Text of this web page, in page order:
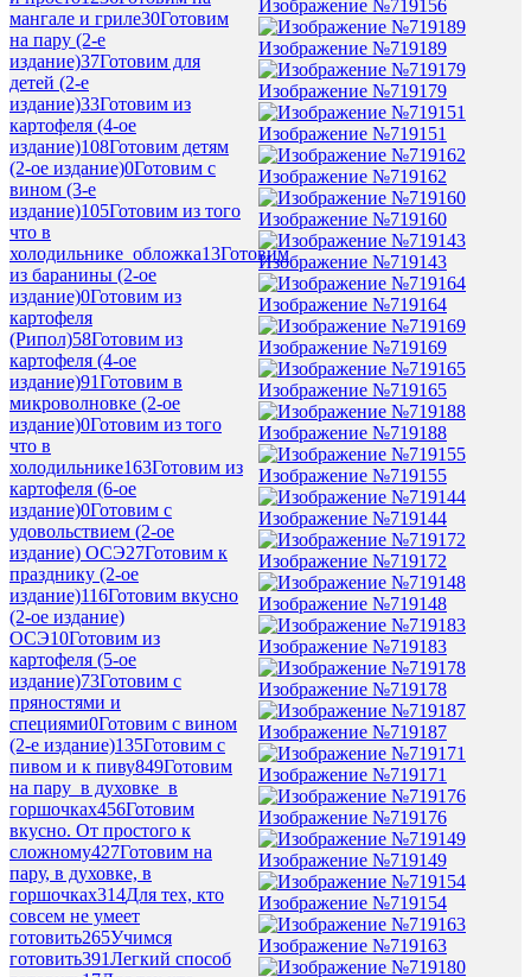
мангале и гриле30Готовим
на пару (2-е
издание)37Готовим для
детей (2-е
издание)33Готовим из
картофеля (4-ое
издание)108Готовим детям
(2-ое издание)0Готовим с
вином (3-е
издание)105Готовим из того
что в
холодильнике_обложка13Готовим
из баранины (2-ое
издание)0Готовим из
картофеля
(Рипол)58Готовим из
картофеля (4-ое
издание)91Готовим в
микроволновке (2-ое
издание)0Готовим из того
что в
холодильнике163Готовим из
картофеля (6-ое
издание)0Готовим с
удовольствием (2-ое
издание) ОСЭ27Готовим к
празднику (2-ое
издание)116Готовим вкусно
(2-ое издание)
ОСЭ10Готовим из
картофеля (5-ое
издание)73Готовим с
пряностями и
специями0Готовим с вином
(2-е издание)135Готовим с
пивом и к пиву849Готовим
на пару_в духовке_в
горшочках456Готовим
вкусно. От простого к
сложному427Готовим на
пару, в духовке, в
горшочках314Для тех, кто
совсем не умеет
готовить265Учимся
готовить391Легкий способ
Изображение №719156
Изображение №719189
Изображение №719179
Изображение №719151
Изображение №719162
Изображение №719160
Изображение №719143
Изображение №719164
Изображение №719169
Изображение №719165
Изображение №719188
Изображение №719155
Изображение №719144
Изображение №719172
Изображение №719148
Изображение №719183
Изображение №719178
Изображение №719187
Изображение №719171
Изображение №719176
Изображение №719149
Изображение №719154
Изображение №719163